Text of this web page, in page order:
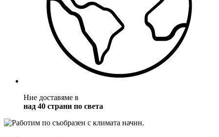
Ние доставяме в
над 40 страни по света